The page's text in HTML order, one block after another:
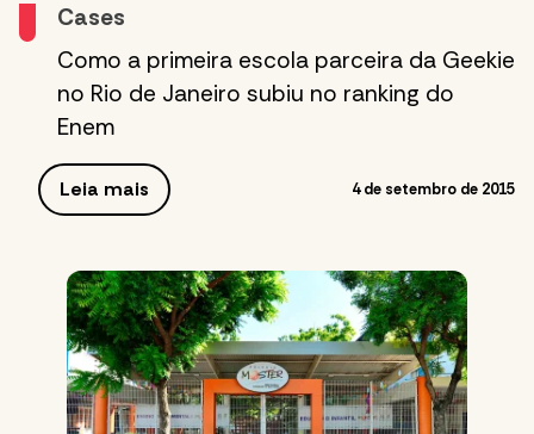
Cases
Como a primeira escola parceira da Geekie
no Rio de Janeiro subiu no ranking do
Enem
Leia mais 4 de setembro de 2015